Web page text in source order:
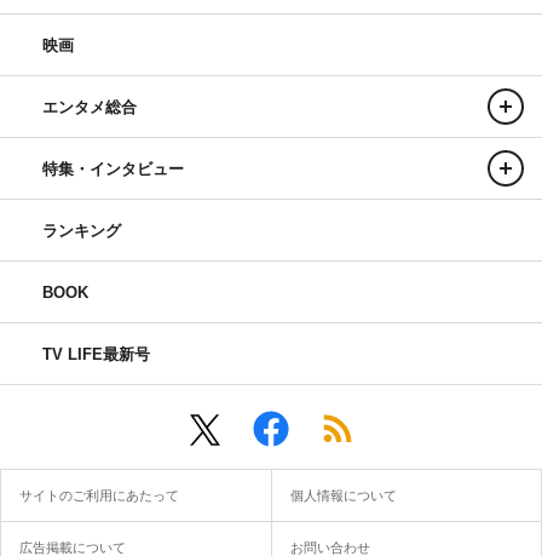
映画
エンタメ総合
特集・インタビュー
ランキング
BOOK
TV LIFE最新号
サイトのご利用にあたって 個人情報について
広告掲載について お問い合わせ